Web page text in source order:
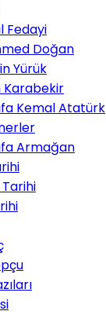
Fedayi
Doğan
Yürük
Karabekir
Kemal Atatürk
Armağan